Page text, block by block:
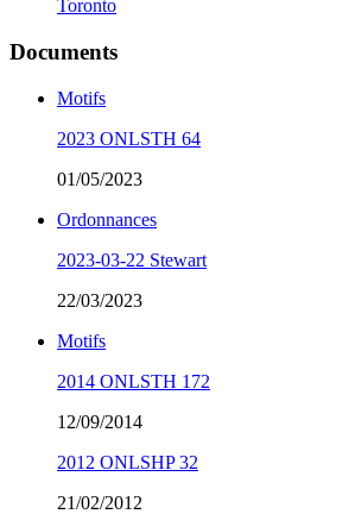
Toronto
Documents
Motifs
2023 ONLSTH 64
01/05/2023
Ordonnances
2023-03-22 Stewart
22/03/2023
Motifs
2014 ONLSTH 172
12/09/2014
2012 ONLSHP 32
21/02/2012